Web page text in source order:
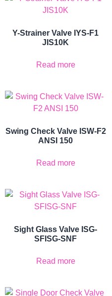
Y-Strainer Valve IYS-F1
JIS10K
Read more
Swing Check Valve ISW-F2
ANSI 150
Read more
Sight Glass Valve ISG-
SFISG-SNF
Read more